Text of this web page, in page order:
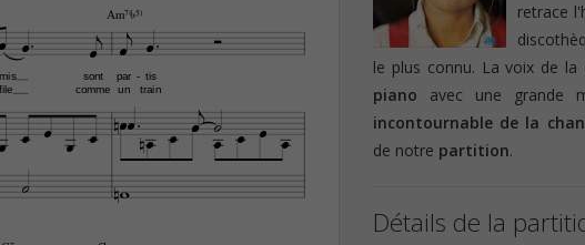
mis
file
sont
comme
par
un
tis
train
-
Am7(¨5)

     
       
 
      
 

retrace
le plus connu. La voix de
piano avec une grande
incontournable de la
de notre partition.
Détails de la